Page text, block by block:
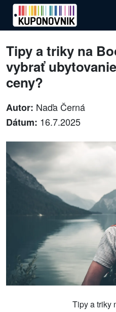
Tipy a triky na
vybrať
ceny?
Autor: Naďa Černá
Dátum: 16.7.2025
Tipy a triky